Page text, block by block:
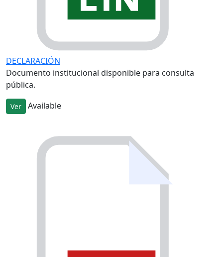
DECLARACIÓN
Documento institucional disponible para consulta
pública.
Ver Available